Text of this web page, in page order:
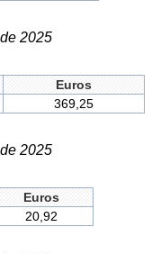
2025
Euros
369,25
2025
Euros
20,92